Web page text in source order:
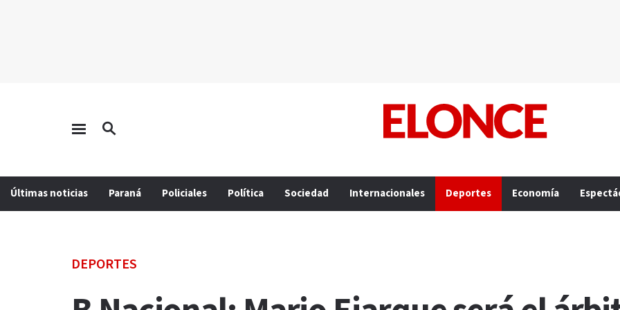
Últimas noticias Paraná Policiales Política Sociedad Internacionales Deportes Economía
DEPORTES